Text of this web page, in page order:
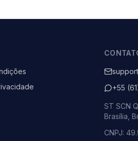
+55
ST SCN
Brasília,
CNPJ: